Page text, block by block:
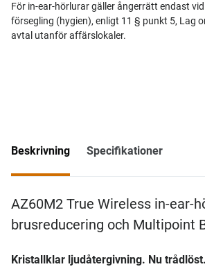
För in-ear-hörlurar gäller ångerrätt endast
försegling (hygien), enligt 11 § punkt 5, Lag
avtal utanför affärslokaler.
Beskrivning Specifikationer
AZ60M2 True Wireless in-ear-
brusreducering och Multipoint
Kristallklar ljudåtergivning. Nu